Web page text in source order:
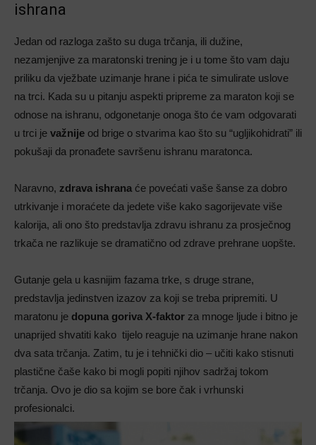
ishrana
Jedan od razloga zašto su duga trčanja, ili dužine,
nezamjenjive za maratonski trening je i u tome što vam daju
priliku da vježbate uzimanje hrane i pića te simulirate uslove
na trci. Kada su u pitanju aspekti pripreme za maraton koji se
odnose na ishranu, odgonetanje onoga što će vam odgovarati
u trci je važnije od brige o stvarima kao što su “ugljikohidrati” ili
pokušaji da pronađete savršenu ishranu maratonca.
Naravno, zdrava ishrana će povećati vaše šanse za dobro
utrkivanje i moraćete da jedete više kako sagorijevate više
kalorija, ali ono što predstavlja zdravu ishranu za prosječnog
trkača ne razlikuje se dramatično od zdrave prehrane uopšte.
Gutanje gela u kasnijim fazama trke, s druge strane,
predstavlja jedinstven izazov za koji se treba pripremiti. U
maratonu je dopuna goriva X-faktor za mnoge ljude i bitno je
unaprijed shvatiti kako tijelo reaguje na uzimanje hrane nakon
dva sata trčanja. Zatim, tu je i tehnički dio – učiti kako stisnuti
plastične čaše kako bi mogli popiti njihov sadržaj tokom
trčanja. Ovo je dio sa kojim se bore čak i vrhunski
profesionalci.